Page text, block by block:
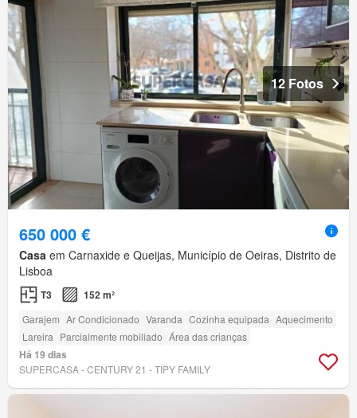
12 Fotos
650 000 €
Casa em Carnaxide e Queijas, Município de Oeiras, Distrito de
Lisboa
T3 152 m²
Garajem Ar Condicionado Varanda Cozinha equipada Aquecimento
Lareira Parcialmente mobiliado Área das crianças
Há 19 dias
SUPERCASA - CENTURY 21 - TIPY FAMILY